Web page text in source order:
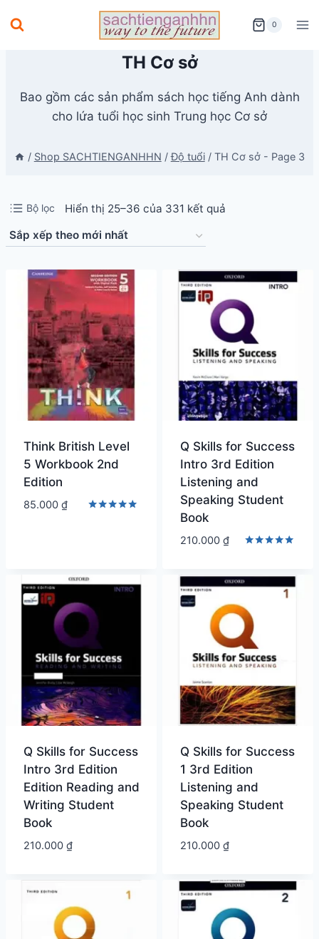
to
0
TH Cơ sở
Bao gồm các sản phẩm sách học tiếng Anh dành
cho lứa tuổi học sinh Trung học Cơ sở
/ Shop SACHTIENGANHHN / Độ tuổi / TH Cơ sở- Page 3
Bộ lọc Hiển thị 25–36 của 331 kết quảĐã
theo
nhất
Think British Level
5 Workbook 2nd
Edition
85.000 ₫
Q Skills for Success
Intro 3rd Edition
Listening and
Speaking Student
Book
5.00
5 sao
210.000 ₫
Q Skills for Success
Intro 3rd Edition
Edition Reading and
Writing Student
Book
210.000 ₫
Q Skills for Success
1 3rd Edition
Listening and
Speaking Student
Book
210.000 ₫